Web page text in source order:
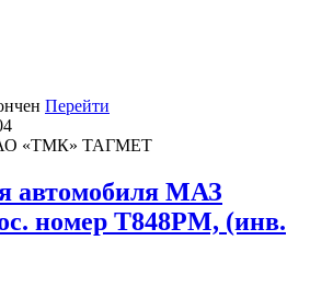
Перейти
«ТМК» ТАГМЕТ
автомобиля МАЗ
номер Т848РМ, (инв.